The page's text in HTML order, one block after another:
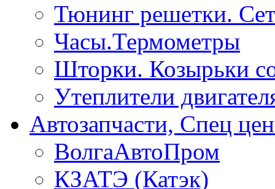
Тюнинг решетки.
Часы.Термометры
Шторки. Козырьки
Утеплители
Автозапчасти, Спец
ВолгаАвтоПром
КЗАТЭ (Катэк)